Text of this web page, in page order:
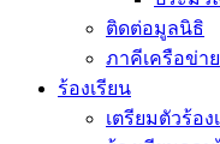
ติดต่อมูลนิธิ
ภาคีเครือข่าย
ร้องเรียน
เตรียมตัวร้อง